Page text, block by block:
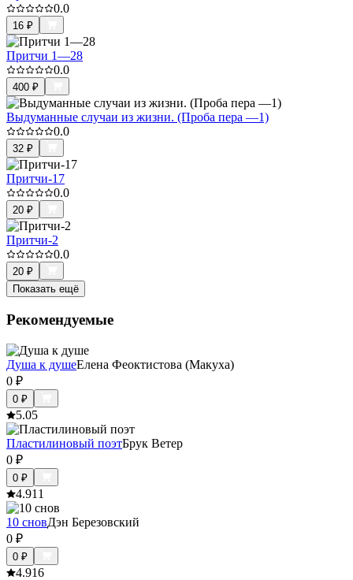
0.0
16 ₽
Притчи 1—28
0.0
400 ₽
Выдуманные случаи из жизни. (Проба пера —1)
0.0
32 ₽
Притчи-17
0.0
20 ₽
Притчи-2
0.0
20 ₽
Показать ещё
Рекомендуемые
Душа к душеЕлена Феоктистова (Макуха)
0 ₽
0 ₽
5.05
Пластилиновый поэтБрук Ветер
0 ₽
0 ₽
4.911
10 сновДэн Березовский
0 ₽
0 ₽
4.916